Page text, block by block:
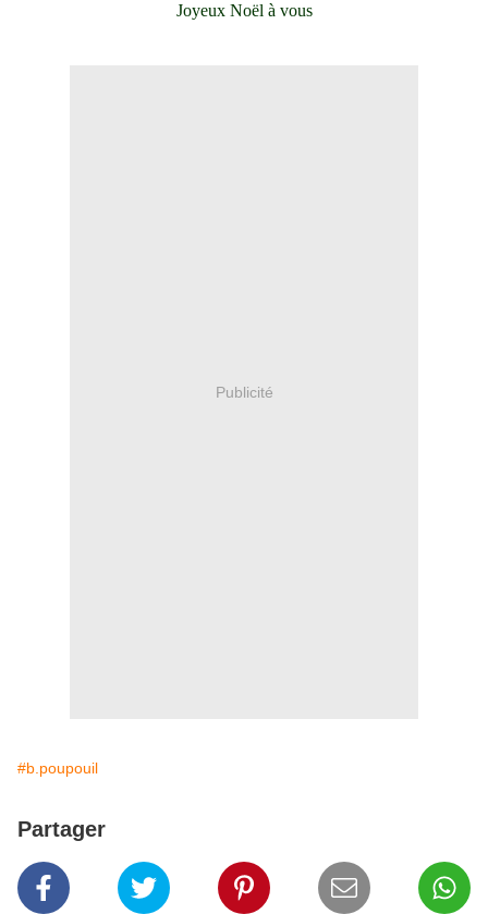
Joyeux Noël à vous
Publicité
#b.poupouil
Partager